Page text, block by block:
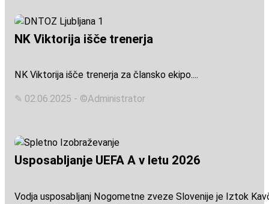
NK Viktorija išče trenerja
NK Viktorija išče trenerja za člansko ekipo....
✎ 02.06.2025 - ©Administrator
Usposabljanje UEFA A v letu 2026
Vodja usposabljanj Nogometne zveze Slovenije je Iztok